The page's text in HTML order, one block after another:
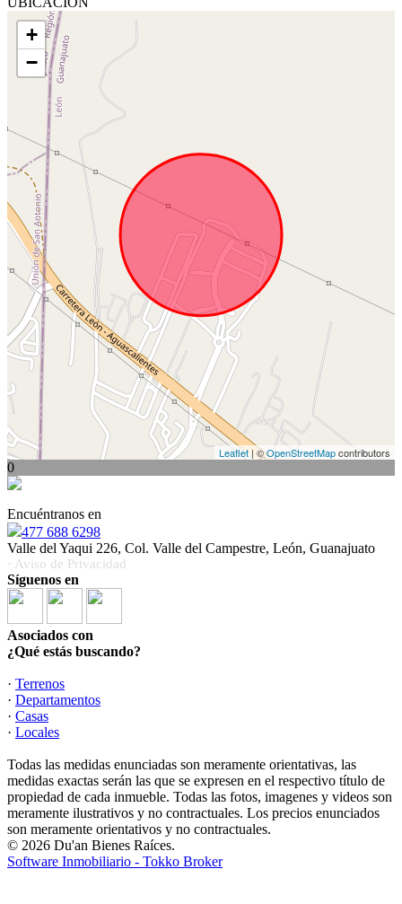
+
−
Leaflet| ©OpenStreetMapcontributors
0
Encuéntranos en
477 688 6298
Valle del Yaqui 226, Col. Valle del Campestre, León, Guanajuato
· Aviso de Privacidad
Síguenos en
Asociados con
¿Qué estás buscando?
· Terrenos
· Departamentos
· Casas
· Locales
Todas las medidas enunciadas son meramente orientativas, las
medidas exactas serán las que se expresen en el respectivo título de
propiedad de cada inmueble. Todas las fotos, imagenes y videos son
meramente ilustrativos y no contractuales. Los precios enunciados
son meramente orientativos y no contractuales.
© 2026 Du'an Bienes Raíces.
Software Inmobiliario - Tokko Broker